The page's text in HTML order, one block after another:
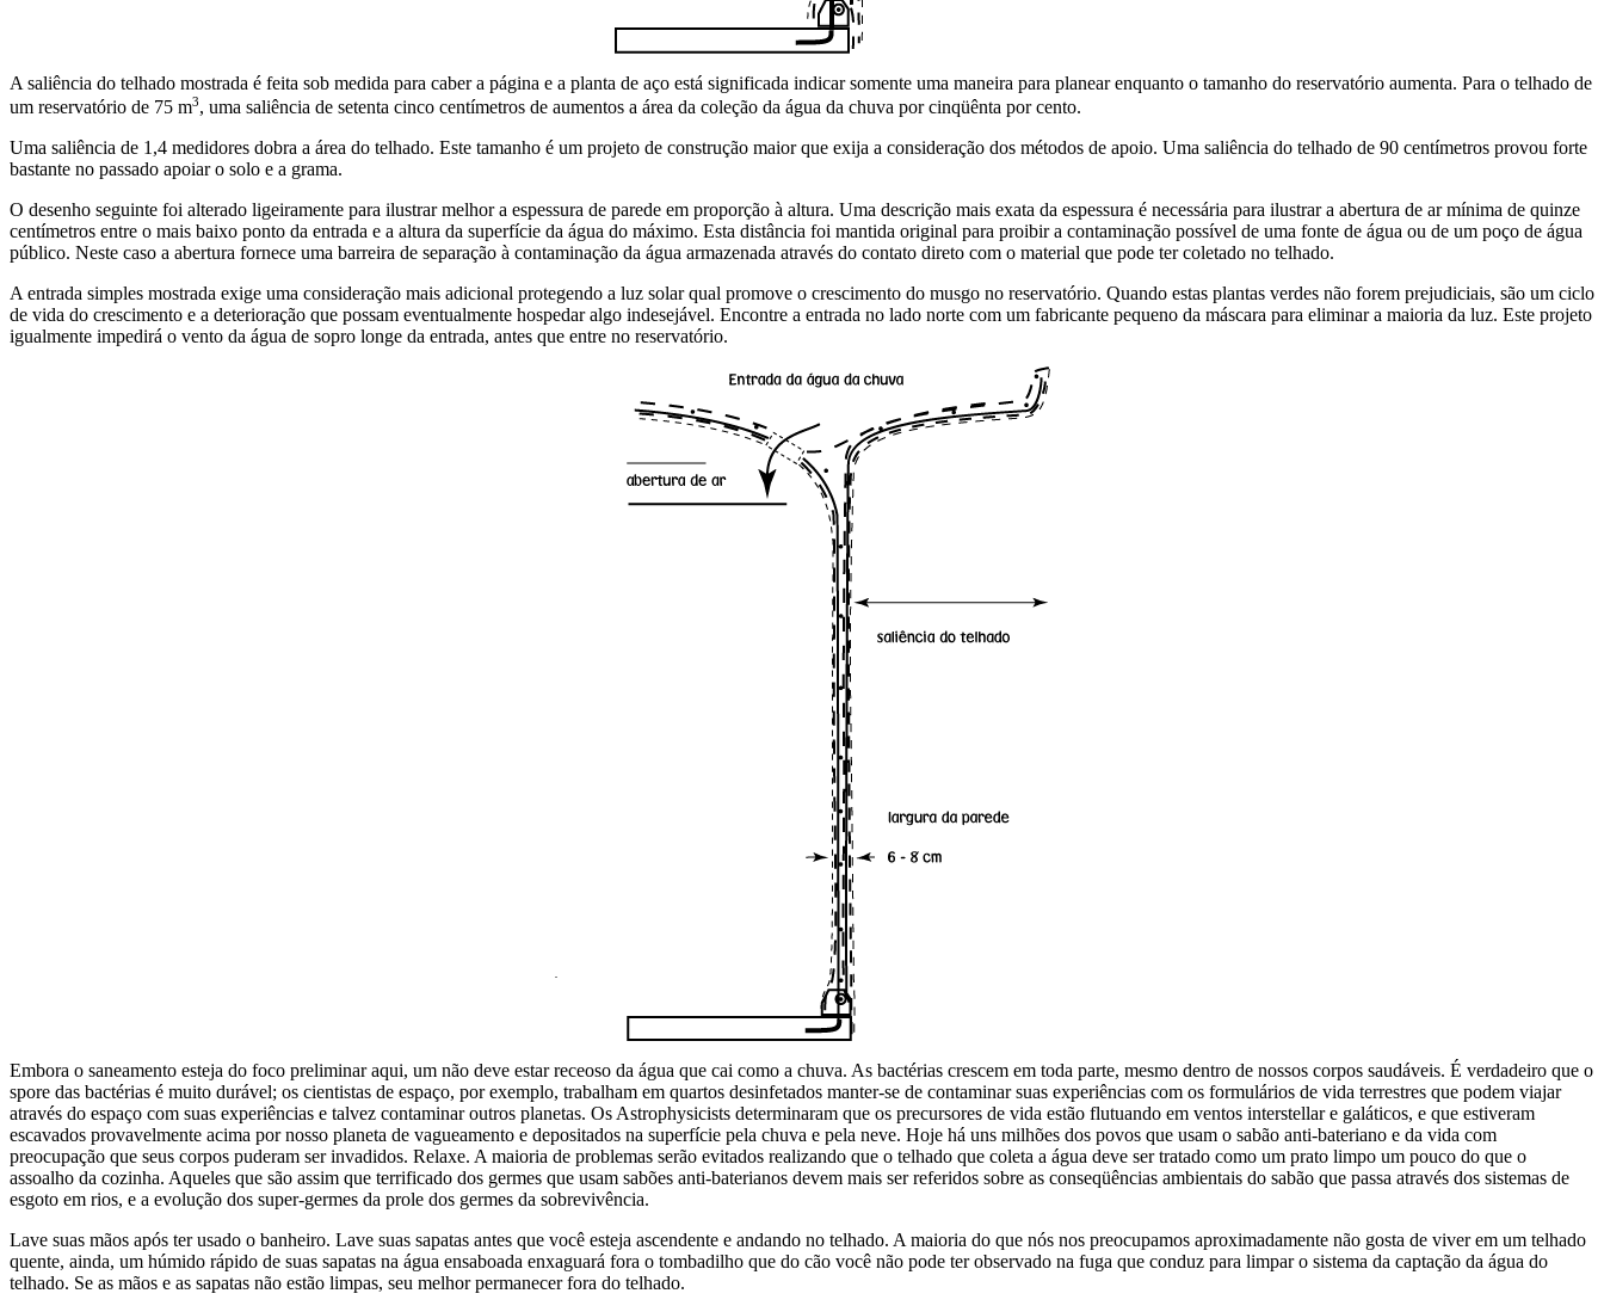
A saliência do telhado mostrada é feita sob medida para caber a página e a planta de aço está significada indicar somente uma maneira para planear enquanto o tamanho do reservatório aumenta. Para o telhado de
um reservatório de 75 m3, uma saliência de setenta cinco centímetros de aumentos a área da coleção da água da chuva por cinqüênta por cento.
Uma saliência de 1,4 medidores dobra a área do telhado. Este tamanho é um projeto de construção maior que exija a consideração dos métodos de apoio. Uma saliência do telhado de 90 centímetros provou forte
bastante no passado apoiar o solo e a grama.
O desenho seguinte foi alterado ligeiramente para ilustrar melhor a espessura de parede em proporção à altura. Uma descrição mais exata da espessura é necessária para ilustrar a abertura de ar mínima de quinze
centímetros entre o mais baixo ponto da entrada e a altura da superfície da água do máximo. Esta distância foi mantida original para proibir a contaminação possível de uma fonte de água ou de um poço de água
público. Neste caso a abertura fornece uma barreira de separação à contaminação da água armazenada através do contato direto com o material que pode ter coletado no telhado.
A entrada simples mostrada exige uma consideração mais adicional protegendo a luz solar qual promove o crescimento do musgo no reservatório. Quando estas plantas verdes não forem prejudiciais, são um ciclo
de vida do crescimento e a deterioração que possam eventualmente hospedar algo indesejável. Encontre a entrada no lado norte com um fabricante pequeno da máscara para eliminar a maioria da luz. Este projeto
igualmente impedirá o vento da água de sopro longe da entrada, antes que entre no reservatório.
Embora o saneamento esteja do foco preliminar aqui, um não deve estar receoso da água que cai como a chuva. As bactérias crescem em toda parte, mesmo dentro de nossos corpos saudáveis. É verdadeiro que o
spore das bactérias é muito durável; os cientistas de espaço, por exemplo, trabalham em quartos desinfetados manter-se de contaminar suas experiências com os formulários de vida terrestres que podem viajar
através do espaço com suas experiências e talvez contaminar outros planetas. Os Astrophysicists determinaram que os precursores de vida estão flutuando em ventos interstellar e galáticos, e que estiveram
escavados provavelmente acima por nosso planeta de vagueamento e depositados na superfície pela chuva e pela neve. Hoje há uns milhões dos povos que usam o sabão anti-bateriano e da vida com
preocupação que seus corpos puderam ser invadidos. Relaxe. A maioria de problemas serão evitados realizando que o telhado que coleta a água deve ser tratado como um prato limpo um pouco do que o
assoalho da cozinha. Aqueles que são assim que terrificado dos germes que usam sabões anti-baterianos devem mais ser referidos sobre as conseqüências ambientais do sabão que passa através dos sistemas de
esgoto em rios, e a evolução dos super-germes da prole dos germes da sobrevivência.
Lave suas mãos após ter usado o banheiro. Lave suas sapatas antes que você esteja ascendente e andando no telhado. A maioria do que nós nos preocupamos aproximadamente não gosta de viver em um telhado
quente, ainda, um húmido rápido de suas sapatas na água ensaboada enxaguará fora o tombadilho que do cão você não pode ter observado na fuga que conduz para limpar o sistema da captação da água do
telhado. Se as mãos e as sapatas não estão limpas, seu melhor permanecer fora do telhado.